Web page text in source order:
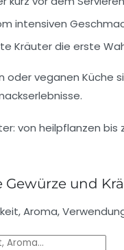
intensiven
Kräuter die erste
oder veganen Küche
Gewürze und
Aroma,